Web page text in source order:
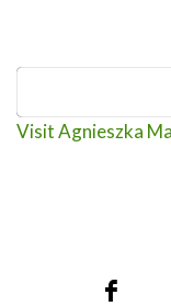
Visit Agnieszka